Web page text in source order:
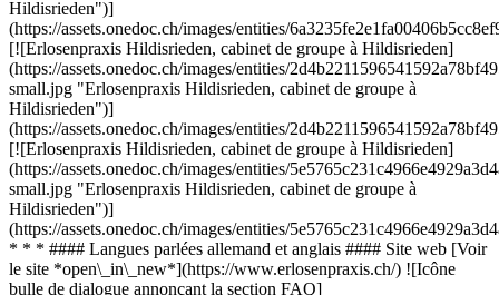
Hildisrieden")]
(https://assets.onedoc.ch/images/entities/
[![Erlosenpraxis Hildisrieden, cabinet de groupe à Hildisrieden]
(https://assets.onedoc.ch/images/entities/
small.jpg "Erlosenpraxis Hildisrieden, cabinet de groupe à
Hildisrieden")]
(https://assets.onedoc.ch/images/entities/
[![Erlosenpraxis Hildisrieden, cabinet de groupe à Hildisrieden]
(https://assets.onedoc.ch/images/entities/
small.jpg "Erlosenpraxis Hildisrieden, cabinet de groupe à
Hildisrieden")]
(https://assets.onedoc.ch/images/entities/
* * * #### Langues parlées allemand et anglais #### Site web [Voir
le site *open\_in\_new*](https://www.erlosenpraxis.ch/) ![Icône
bulle de dialogue annonçant la section FAQ]